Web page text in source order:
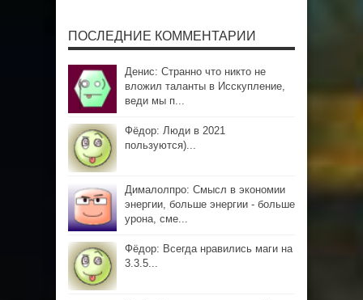
ПОСЛЕДНИЕ КОММЕНТАРИИ
Денис: Странно что никто не
вложил таланты в Исскупление,
веди мы п...
Фёдор: Люди в 2021
пользуются)...
Дималолпро: Смысл в экономии
энергии, больше энергии - больше
урона, сме...
Фёдор: Всегда нравились маги на
3.3.5...